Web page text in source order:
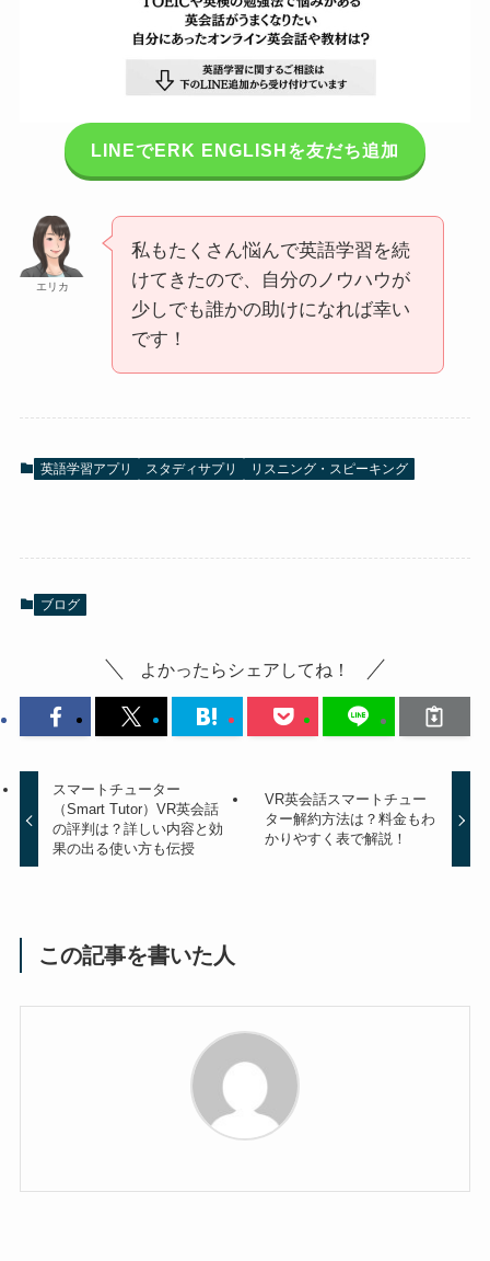
LINEでERK ENGLISHを友だち追加
エリカ
私もたくさん悩んで英語学習を続
けてきたので、自分のノウハウが
少しでも誰かの助けになれば幸い
です！
英語学習アプリ スタディサプリ リスニング・スピーキング
ブログ
よかったらシェアしてね！
スマートチューター
（Smart Tutor）VR英会話
の評判は？詳しい内容と効
果の出る使い方も伝授
VR英会話スマートチュー
ター解約方法は？料金もわ
かりやすく表で解説！
この記事を書いた人